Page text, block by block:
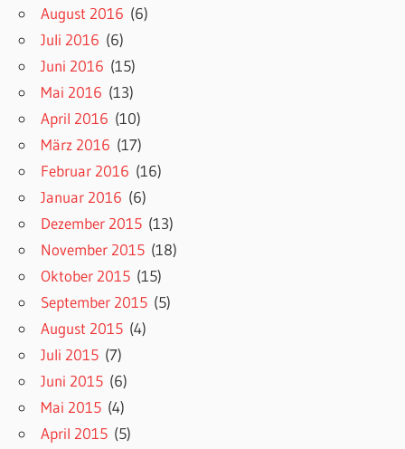
August 2016 (6)
Juli 2016 (6)
Juni 2016 (15)
Mai 2016 (13)
April 2016 (10)
März 2016 (17)
Februar 2016 (16)
Januar 2016 (6)
Dezember 2015 (13)
November 2015 (18)
Oktober 2015 (15)
September 2015 (5)
August 2015 (4)
Juli 2015 (7)
Juni 2015 (6)
Mai 2015 (4)
April 2015 (5)